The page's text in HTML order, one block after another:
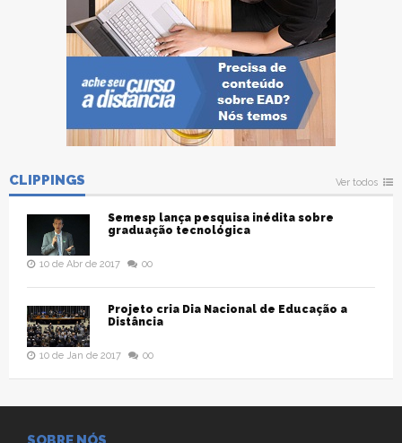
CLIPPINGS Ver todos
Semesp lança pesquisa inédita sobre
graduação tecnológica
10 de Abr de 2017 00
Projeto cria Dia Nacional de Educação a
Distância
10 de Jan de 2017 00